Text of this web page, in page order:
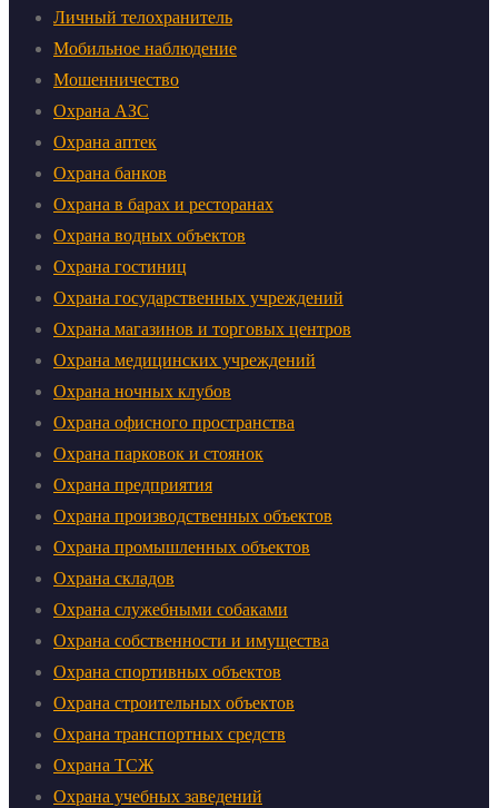
Личный телохранитель
Мобильное наблюдение
Мошенничество
Охрана АЗС
Охрана аптек
Охрана банков
Охрана в барах и ресторанах
Охрана водных объектов
Охрана гостиниц
Охрана государственных учреждений
Охрана магазинов и торговых центров
Охрана медицинских учреждений
Охрана ночных клубов
Охрана офисного пространства
Охрана парковок и стоянок
Охрана предприятия
Охрана производственных объектов
Охрана промышленных объектов
Охрана складов
Охрана служебными собаками
Охрана собственности и имущества
Охрана спортивных объектов
Охрана строительных объектов
Охрана транспортных средств
Охрана ТСЖ
Охрана учебных заведений